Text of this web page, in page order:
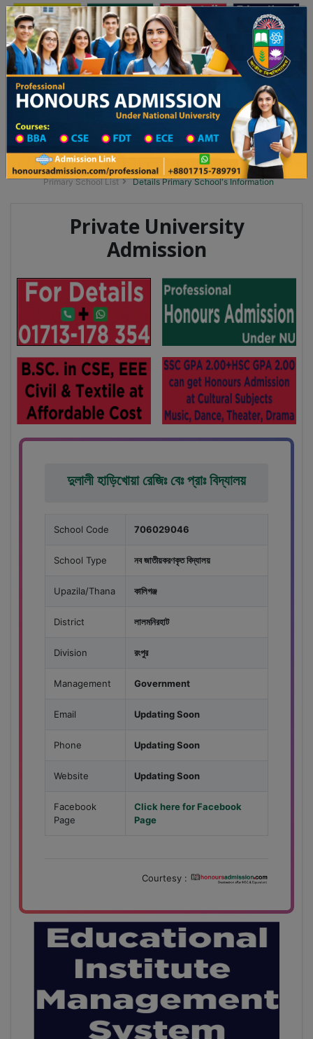
Toggle navigation অনার্স ভর্তি প্রফেশনাল অনার্স
Updates
২৬ শিক্ষাবর্ষের ১ম বর্ষের ভর্তি আবেদন বিজ্ঞপ্তি ঢাকা বিশ্ববিদ্যালয় ২০২৫-২৬ শিক্ষাবর্ষে
Division List
Primary School District Wise
Primary School in কালিগঞ্জ
Primary School List
Details Primary School's Information
Private University
Admission
দুলালী হাড়িখোয়া রেজিঃ বেঃ প্রাঃ বিদ্যালয়
School Code 706029046
School Type নব জাতীয়করণকৃত বিদ্যালয়
Upazila/Thana কালিগঞ্জ
District লালমনিরহাট
Division রংপুর
Management Government
Email Updating Soon
Phone Updating Soon
Website Updating Soon
Facebook
Page
Click here for Facebook
Page
Courtesy :
বাজেটের মধ্যে প্রাইভেট ইউনিভার্সিটিতে অনার্স পড়ার সুযোগ।
২০টির অধিক বিষয়, ৪ বছরে মোট খরচ ২ লক্ষ থেকে ৫ লক্ষ টাকা।